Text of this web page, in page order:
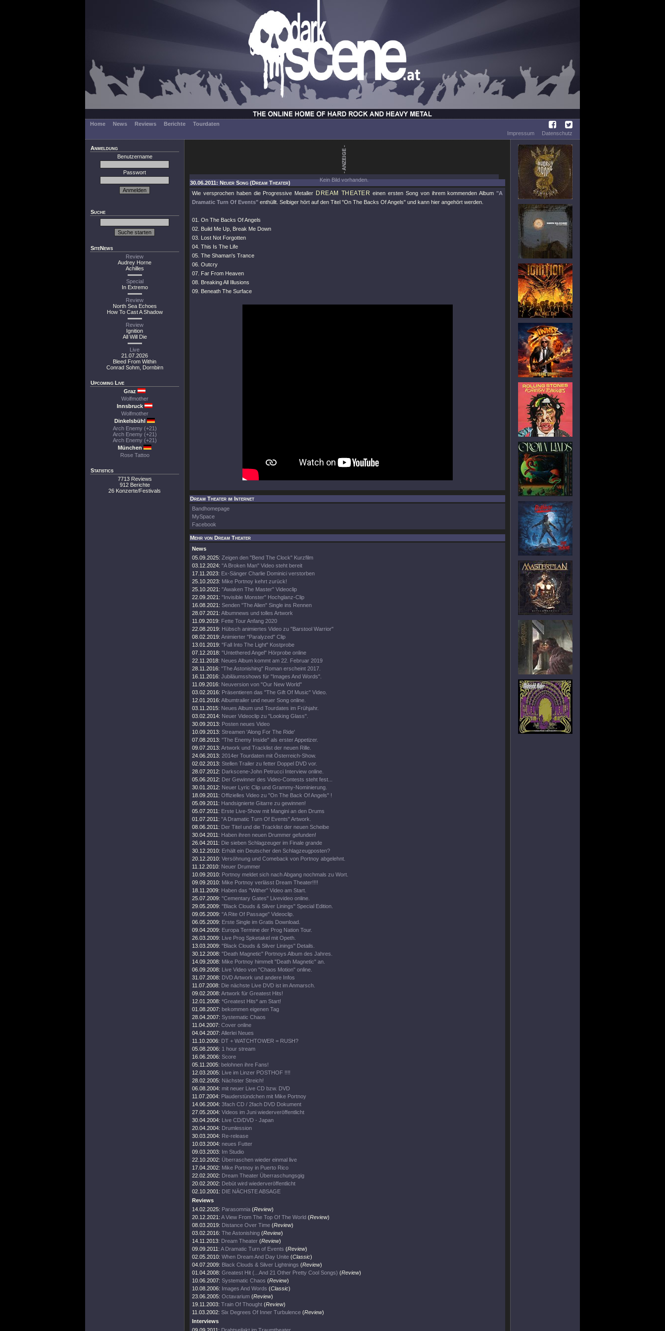
Home News Reviews Berichte
Tourdaten
Impressum
Datenschutz
Anmeldung
Benutzername
Passwort
Suche
SiteNews
Review
Audrey Horne
Achilles
Special
In Extremo
Review
North Sea Echoes
How To Cast A Shadow
Review
Ignition
All Will Die
Live
21.07.2026
Bleed From Within
Conrad Sohm, Dornbirn
Upcoming Live
Graz
Wolfmother
Innsbruck
Wolfmother
Dinkelsbühl
Arch Enemy (+21)
Arch Enemy (+21)
Arch Enemy (+21)
München
Rose Tattoo
Statistics
7713 Reviews
912 Berichte
26 Konzerte/Festivals
Kein Bild vorhanden.
30.06.2011: Neuer Song (Dream Theater)
Wie versprochen haben die Progressive Metaller DREAM THEATER einen ersten Song von ihrem kommenden Album"A
Dramatic Turn Of Events" enthüllt. Selbiger hört auf den Titel "On The Backs Of Angels" und kann hier angehört werden.
01. On The Backs Of Angels
02. Build Me Up, Break Me Down
03. Lost Not Forgotten
04. This Is The Life
05. The Shaman's Trance
06. Outcry
07. Far From Heaven
08. Breaking All Illusions
09. Beneath The Surface
Dream Theater im Internet
Bandhomepage
MySpace
Facebook
Mehr von Dream Theater
News
05.09.2025: Zeigen den "Bend The Clock" Kurzfilm
03.12.2024: "A Broken Man" Video steht bereit
17.11.2023: Ex-Sänger Charlie Dominici verstorben
25.10.2023: Mike Portnoy kehrt zurück!
25.10.2021: "Awaken The Master" Videoclip
22.09.2021: "Invisible Monster" Hochglanz-Clip
16.08.2021: Senden "The Alien" Single ins Rennen
28.07.2021: Albumnews und tolles Artwork
11.09.2019: Fette Tour Anfang 2020
22.08.2019: Hübsch animiertes Video zu "Barstool Warrior"
08.02.2019: Animierter "Paralyzed" Clip
13.01.2019: "Fall Into The Light" Kostprobe
07.12.2018: "Untethered Angel" Hörprobe online
22.11.2018: Neues Album kommt am 22. Februar 2019
28.11.2016: "The Astonishing" Roman erscheint 2017.
16.11.2016: Jubiläumsshows für "Images And Words".
11.09.2016: Neuversion von "Our New World"
03.02.2016: Präsentieren das "The Gift Of Music" Video.
12.01.2016: Albumtrailer und neuer Song online.
03.11.2015: Neues Album und Tourdates im Frühjahr.
03.02.2014: Neuer Videoclip zu "Looking Glass".
30.09.2013: Posten neues Video
10.09.2013: Streamen 'Along For The Ride'
07.08.2013: "The Enemy Inside" als erster Appetizer.
09.07.2013: Artwork und Tracklist der neuen Rille.
24.06.2013: 2014er Tourdaten mit Österreich-Show.
02.02.2013: Stellen Trailer zu fetter Doppel DVD vor.
28.07.2012: Darkscene-John Petrucci Interview online.
05.06.2012: Der Gewinner des Video-Contests steht fest...
30.01.2012: Neuer Lyric Clip und Grammy-Nominierung.
18.09.2011: Offizielles Video zu "On The Back Of Angels" !
05.09.2011: Handsignierte Gitarre zu gewinnen!
05.07.2011: Erste Live-Show mit Mangini an den Drums
01.07.2011: "A Dramatic Turn Of Events" Artwork.
08.06.2011: Der Titel und die Tracklist der neuen Scheibe
30.04.2011: Haben ihren neuen Drummer gefunden!
26.04.2011: Die sieben Schlagzeuger im Finale grande
30.12.2010: Erhält ein Deutscher den Schlagzeugposten?
20.12.2010: Versöhnung und Comeback von Portnoy abgelehnt.
11.12.2010: Neuer Drummer
10.09.2010: Portnoy meldet sich nach Abgang nochmals zu Wort.
09.09.2010: Mike Portnoy verlässt Dream Theater!!!!
18.11.2009: Haben das "Wither" Video am Start.
25.07.2009: "Cementary Gates" Livevideo online.
29.05.2009: "Black Clouds & Silver Linings" Special Edition.
09.05.2009: "A Rite Of Passage" Videoclip.
06.05.2009: Erste Single im Gratis Download.
09.04.2009: Europa Termine der Prog Nation Tour.
26.03.2009: Live Prog Spketakel mit Opeth.
13.03.2009: "Black Clouds & Silver Linings" Details.
30.12.2008: "Death Magnetic" Portnoys Album des Jahres.
14.09.2008: Mike Portnoy himmelt "Death Magnetic" an.
06.09.2008: Live Video von "Chaos Motion" online.
31.07.2008: DVD Artwork und andere Infos
11.07.2008: Die nächste Live DVD ist im Anmarsch.
09.02.2008: Artwork für Greatest Hits!
12.01.2008: *Greatest Hits* am Start!
01.08.2007: bekommen eigenen Tag
28.04.2007: Systematic Chaos
11.04.2007: Cover online
04.04.2007: Allerlei Neues
11.10.2006: DT + WATCHTOWER = RUSH?
05.08.2006: 1 hour stream
16.06.2006: Score
05.11.2005: belohnen ihre Fans!
12.03.2005: Live im Linzer POSTHOF !!!!
28.02.2005: Nächster Streich!
06.08.2004: mit neuer Live CD bzw. DVD
11.07.2004: Plauderstündchen mit Mike Portnoy
14.06.2004: 3fach CD / 2fach DVD Dokument
27.05.2004: Videos im Juni wiederveröffentlicht
30.04.2004: Live CD/DVD - Japan
20.04.2004: Drumlession
30.03.2004: Re-release
10.03.2004: neues Futter
09.03.2003: Im Studio
22.10.2002: Überraschen wieder einmal live
17.04.2002: Mike Portnoy in Puerto Rico
22.02.2002: Dream Theater Überraschungsgig
20.02.2002: Debüt wird wiederveröffentlicht
02.10.2001: DIE NÄCHSTE ABSAGE
Reviews
14.02.2025: Parasomnia (Review)
20.12.2021: A View From The Top Of The World (Review)
08.03.2019: Distance Over Time (Review)
03.02.2016: The Astonishing (Review)
14.11.2013: Dream Theater (Review)
09.09.2011: A Dramatic Turn of Events (Review)
02.05.2010: When Dream And Day Unite (Classic)
04.07.2009: Black Clouds & Silver Lightnings (Review)
01.04.2008: Greatest Hit (...And 21 Other Pretty Cool Songs) (Review)
10.06.2007: Systematic Chaos (Review)
10.08.2006: Images And Words (Classic)
23.06.2005: Octavarium (Review)
19.11.2003: Train Of Thought (Review)
11.03.2002: Six Degrees Of Inner Turbulence (Review)
Interviews